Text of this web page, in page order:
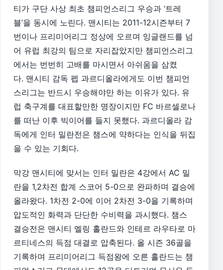
티가 구단 사상 최초 챔피언스리그 우승과 ‘트레
블’을 동시에 노린다. 맨시티는 2011-12시즌부터 7
번이나 프리미어리그 정상에 오르며 잉글랜드를 넘
어 유럽 최강의 팀으로 자리잡았지만 챔피언스리그
에서는 번번히 고배를 마시면서 아쉬움을 삼켰
다. 맨시티 감독 펩 과르디올라에게도 이번 챔피언
스리그는 반드시 우승해야만 하는 이유가 있다. 유
럽 축구계를 대표할만한 명장이지만 FC 바르셀로나
를 떠난 이후 빅이어를 들지 못했다. 과르디올라 감
독에게 인터 밀란전은 챔스에 약하다는 인식을 뒤집
을 수 있는 기회다.
막강 맨시티에 맞서는 인터 밀란은 4강에서 AC 밀
란을 1,2차전 합계 스코어 5-0으로 완파하며 결승에
올라왔다. 1차전 2-0에 이어 2차전 3-0을 기록하며
압도적인 화력과 단단한 수비력을 과시했다. 챔스
결승전은 맨시티 엘링 홀란드와 인테르 라우타로 마
르티네스의 득점 대결로 압축된다. 올 시즌 36골을
기록하며 프리미어리그 득점왕에 오른 홀란드는 챔